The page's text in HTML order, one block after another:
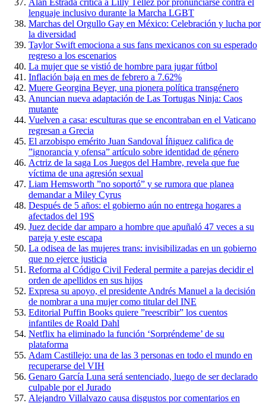
Alan Estrada critica a Lilly Téllez por pronunciarse contra el
lenguaje inclusivo durante la Marcha LGBT
Marchas del Orgullo Gay en México: Celebración y lucha por
la diversidad
Taylor Swift emociona a sus fans mexicanos con su esperado
regreso a los escenarios
La mujer que se vistió de hombre para jugar fútbol
Inflación baja en mes de febrero a 7.62%
Muere Georgina Beyer, una pionera política transgénero
Anuncian nueva adaptación de Las Tortugas Ninja: Caos
mutante
Vuelven a casa: esculturas que se encontraban en el Vaticano
regresan a Grecia
El arzobispo emérito Juan Sandoval Íñiguez califica de
”ignorancia y ofensa” artículo sobre identidad de género
Actriz de la saga Los Juegos del Hambre, revela que fue
víctima de una agresión sexual
Liam Hemsworth ”no soportó” y se rumora que planea
demandar a Miley Cyrus
Después de 5 años: el gobierno aún no entrega hogares a
afectados del 19S
Juez decide dar amparo a hombre que apuñaló 47 veces a su
pareja y este escapa
La odisea de las mujeres trans: invisibilizadas en un gobierno
que no ejerce justicia
Reforma al Código Civil Federal permite a parejas decidir el
orden de apellidos en sus hijos
Expresa su apoyo, el presidente Andrés Manuel a la decisión
de nombrar a una mujer como titular del INE
Editorial Puffin Books quiere ”reescribir” los cuentos
infantiles de Roald Dahl
Netflix ha eliminado la función ‘Sorpréndeme’ de su
plataforma
Adam Castillejo: una de las 3 personas en todo el mundo en
recuperarse del VIH
Genaro García Luna será sentenciado, luego de ser declarado
culpable por el Jurado
Alejandro Villalvazo causa disgustos por comentarios en